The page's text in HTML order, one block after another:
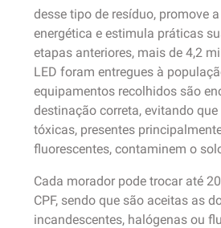
desse tipo de resíduo, promove
energética e estimula práticas
etapas anteriores, mais de 4,2
LED foram entregues à
equipamentos recolhidos são
destinação correta, evitando
tóxicas, presentes
fluorescentes, contaminem o
Cada morador pode trocar até
CPF, sendo que são aceitas as
incandescentes, halógenas ou